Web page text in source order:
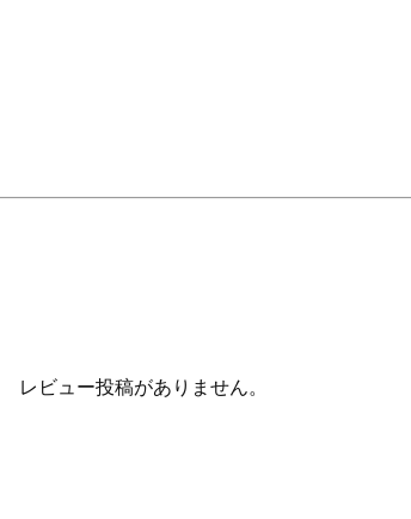
レビュー投稿がありません。